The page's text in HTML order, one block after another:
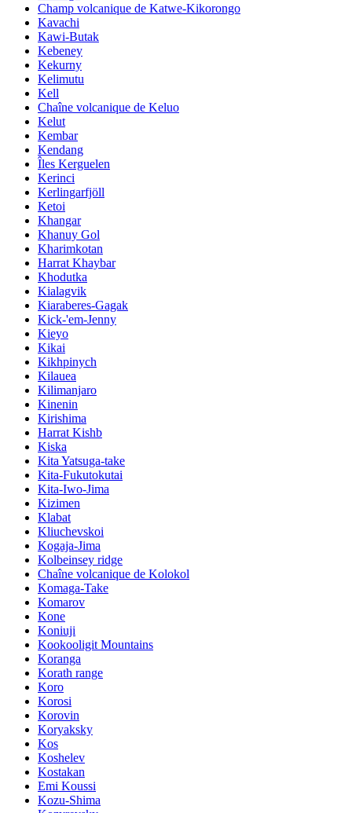
Champ volcanique de Katwe-Kikorongo
Kavachi
Kawi-Butak
Kebeney
Kekurny
Kelimutu
Kell
Chaîne volcanique de Keluo
Kelut
Kembar
Kendang
Îles Kerguelen
Kerinci
Kerlingarfjöll
Ketoi
Khangar
Khanuy Gol
Kharimkotan
Harrat Khaybar
Khodutka
Kialagvik
Kiaraberes-Gagak
Kick-'em-Jenny
Kieyo
Kikai
Kikhpinych
Kilauea
Kilimanjaro
Kinenin
Kirishima
Harrat Kishb
Kiska
Kita Yatsuga-take
Kita-Fukutokutai
Kita-Iwo-Jima
Kizimen
Klabat
Kliuchevskoi
Kogaja-Jima
Kolbeinsey ridge
Chaîne volcanique de Kolokol
Komaga-Take
Komarov
Kone
Koniuji
Kookooligit Mountains
Koranga
Korath range
Koro
Korosi
Korovin
Koryaksky
Kos
Koshelev
Kostakan
Emi Koussi
Kozu-Shima